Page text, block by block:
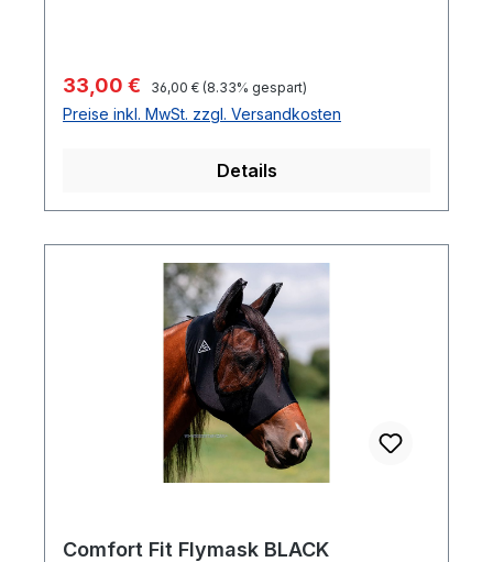
Verkaufspreis:
33,00 € Regulärer Preis:
36,00 € (8.33% gespart)
Preise inkl. MwSt. zzgl. Versandkosten
Details
Comfort Fit Flymask BLACK